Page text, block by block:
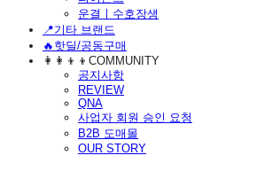
운결ㅣ수호장생
📍기타 브랜드
🔥핫딜/공동구매
👩‍👩‍👦‍👦COMMUNITY
공지사항
REVIEW
QNA
사업자 회원 승인 요청
B2B 도매몰
OUR STORY